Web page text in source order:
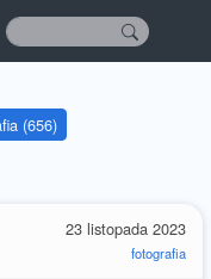
(656)
23 listopada 2023
fotografia